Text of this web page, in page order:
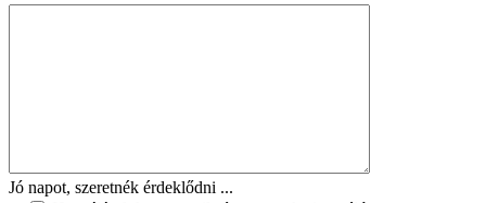
Jó napot, szeretnék érdeklődni ...